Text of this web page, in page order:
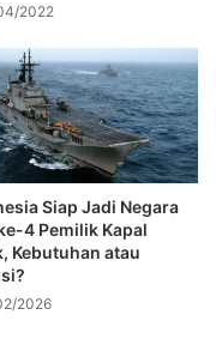
2022
Siap Jadi Negara
4 Pemilik Kapal
Kebutuhan atau
2026